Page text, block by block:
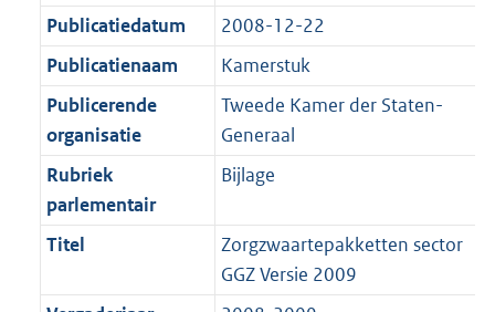
a
t
a
a
t
K
b
1
K
b
Publicatiedatum
2008-12-22
Publicatienaam
Kamerstuk
Publicerende
organisatie
Tweede Kamer der Staten-
Generaal
Rubriek
parlementair
Bijlage
Titel
Zorgzwaartepakketten sector
GGZ Versie 2009